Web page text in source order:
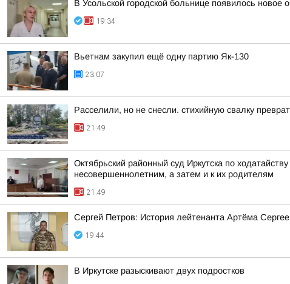
В Усольской городской больнице появилось
19:34
Вьетнам закупил ещё одну партию Як-130
23:07
Расселили, но не снесли. стихийную свалку
21:49
Октябрьский районный суд Иркутска по
несовершеннолетним, а затем и к их родителям
21:49
Сергей Петров: История лейтенанта Артёма
19:44
В Иркутске разыскивают двух подростков